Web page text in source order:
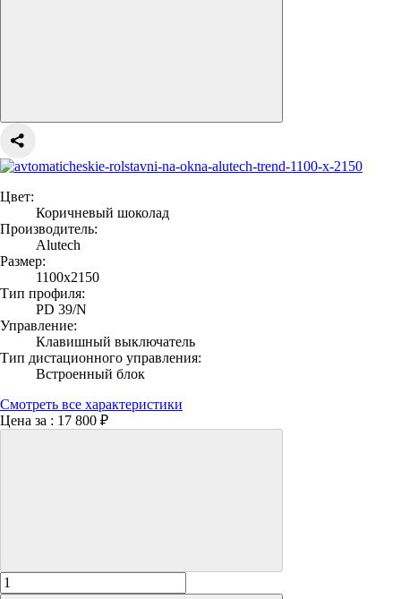
Цвет:
Коричневый шоколад
Производитель:
Alutech
Размер:
1100х2150
Тип профиля:
PD 39/N
Управление:
Клавишный выключатель
Тип дистационного управления:
Встроенный блок
Смотреть все характеристики
Цена за : 17 800 ₽